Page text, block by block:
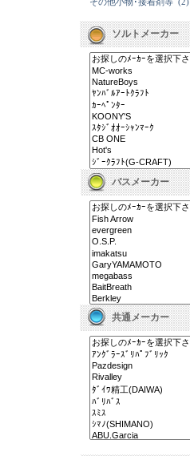
ソルトメーカー
バスメーカー
共通メーカー